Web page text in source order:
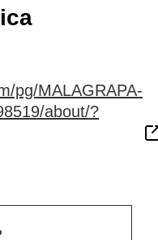
pg/MALAGRAPA-
about/?